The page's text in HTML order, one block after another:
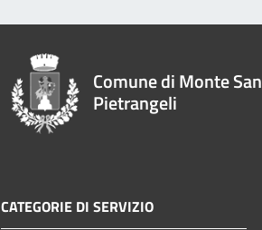
Comune di Monte San
Pietrangeli
CATEGORIE DI SERVIZIO